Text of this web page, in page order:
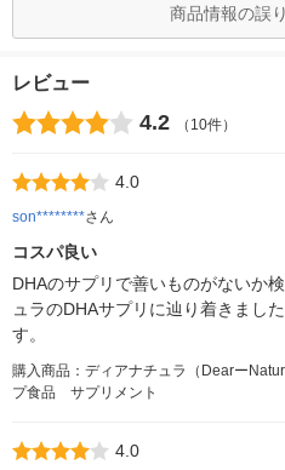
商品情報の誤
レビュー
4.2 （10件）
4.0
son********さん
コスパ良い
DHAのサプリで善いものがないか
ュラのDHAサプリに辿り着きまし
す。
購入商品：ディアナチュラ（Dearー
プ食品 サプリメント
4.0